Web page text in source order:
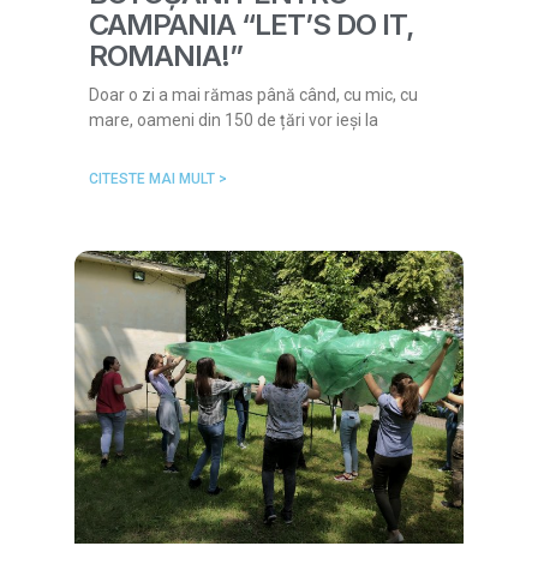
CAMPANIA “LET’S DO IT,
ROMANIA!”
Doar o zi a mai rămas până când, cu mic, cu
mare, oameni din 150 de țări vor ieși la
CITESTE MAI MULT >